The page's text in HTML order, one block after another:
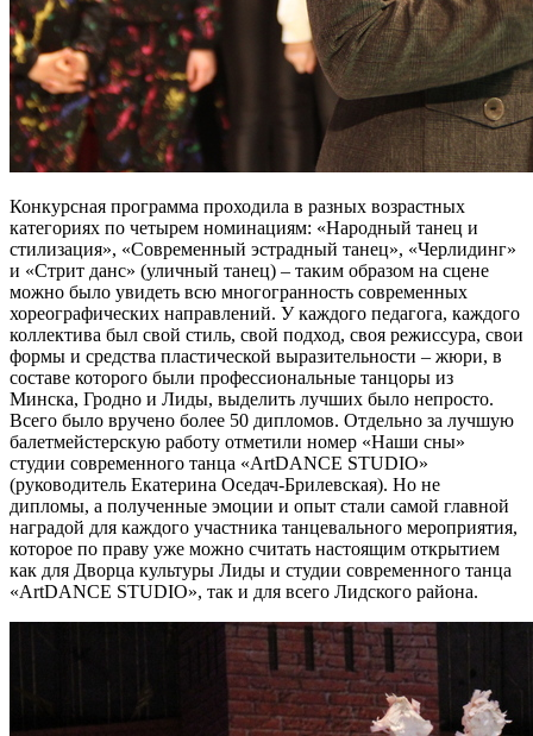
Конкурсная программа проходила в разных возрастных
категориях по четырем номинациям: «Народный танец и
стилизация», «Современный эстрадный танец», «Черлидинг»
и «Стрит данс» (уличный танец) – таким образом на сцене
можно было увидеть всю многогранность современных
хореографических направлений. У каждого педагога, каждого
коллектива был свой стиль, свой подход, своя режиссура, свои
формы и средства пластической выразительности – жюри, в
составе которого были профессиональные танцоры из
Минска, Гродно и Лиды, выделить лучших было непросто.
Всего было вручено более 50 дипломов. Отдельно за лучшую
балетмейстерскую работу отметили номер «Наши сны»
студии современного танца «ArtDANCE STUDIO»
(руководитель Екатерина Оседач-Брилевская). Но не
дипломы, а полученные эмоции и опыт стали самой главной
наградой для каждого участника танцевального мероприятия,
которое по праву уже можно считать настоящим открытием
как для Дворца культуры Лиды и студии современного танца
«ArtDANCE STUDIO», так и для всего Лидского района.